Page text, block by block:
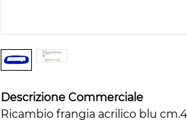
Descrizione Commerciale
Ricambio frangia acrilico blu